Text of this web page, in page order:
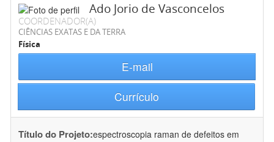
Ado Jorio de Vasconcelos
COORDENADOR(A)
CIÊNCIAS EXATAS E DA TERRA
Física
E-mail
Currículo
Título do Projeto:espectroscopia raman de defeitos em